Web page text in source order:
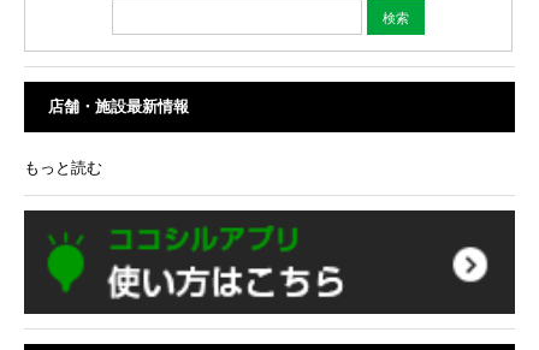
店舗・施設最新情報
もっと読む